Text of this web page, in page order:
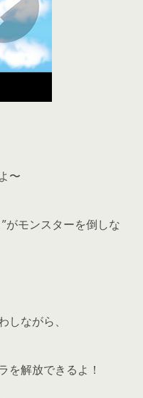
〜
がモンスターを倒しな
ながら、
を解放できるよ！